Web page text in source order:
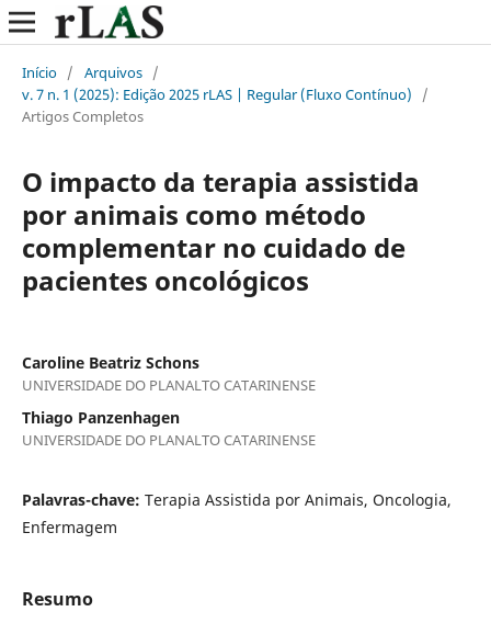
Início / Arquivos /
v. 7 n. 1 (2025): Edição 2025 rLAS | Regular (Fluxo Contínuo)
/
Artigos Completos
O impacto da terapia assistida
por animais como método
complementar no cuidado de
pacientes oncológicos
Caroline Beatriz Schons
UNIVERSIDADE DO PLANALTO CATARINENSE
Thiago Panzenhagen
UNIVERSIDADE DO PLANALTO CATARINENSE
Palavras-chave: Terapia Assistida por Animais, Oncologia,
Enfermagem
Resumo